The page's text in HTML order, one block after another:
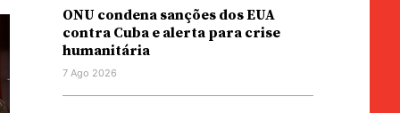
ONU condena sanções dos EUA
contra Cuba e alerta para crise
humanitária
7 Ago 2026